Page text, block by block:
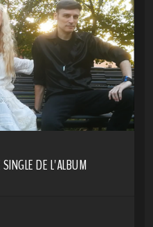
DE L'ALBUM